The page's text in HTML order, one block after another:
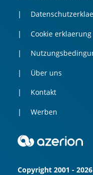
Cookie erklaerung
Über uns
Kontakt
Werben
Copyright 2001 -